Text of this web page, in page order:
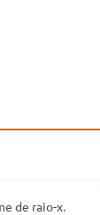
de raio-x.